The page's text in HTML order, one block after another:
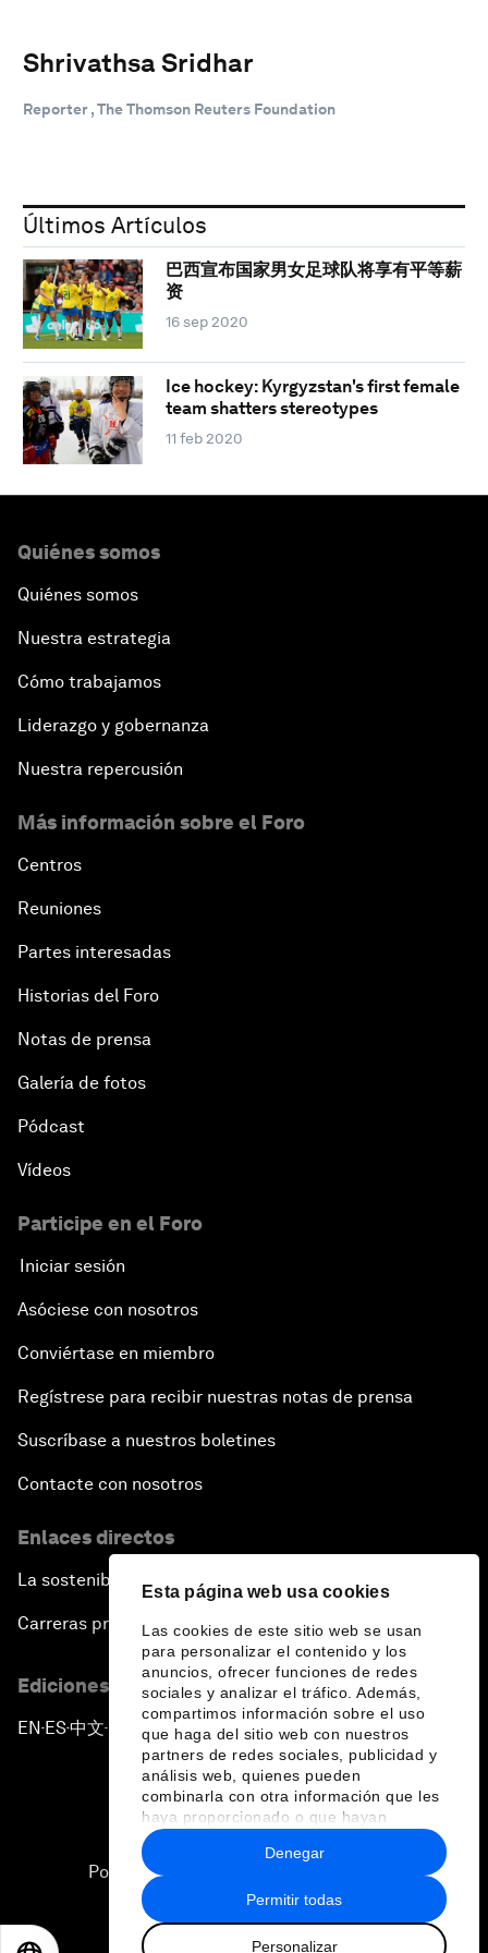
Esta página web usa cookies
Las cookies de este sitio web se usan
para personalizar el contenido y los
anuncios, ofrecer funciones de redes
sociales y analizar el tráfico. Además,
compartimos información sobre el uso
que haga del sitio web con nuestros
partners de redes sociales, publicidad y
análisis web, quienes pueden
combinarla con otra información que les
haya proporcionado o que hayan
recopilado a partir del uso que haya
hecho de sus servicios.
Permitir todas
Personalizar
Denegar
Shrivathsa Sridhar
Reporter , The Thomson Reuters Foundation
Últimos Artículos
巴西宣布国家男女足球队将享有平等薪
资
16 sep 2020
Ice hockey: Kyrgyzstan's first female
team shatters stereotypes
11 feb 2020
Quiénes somos
Quiénes somos
Nuestra estrategia
Cómo trabajamos
Liderazgo y gobernanza
Nuestra repercusión
Más información sobre el Foro
Centros
Reuniones
Partes interesadas
Historias del Foro
Notas de prensa
Galería de fotos
Pódcast
Vídeos
Participe en el Foro
Iniciar sesión
Asóciese con nosotros
Conviértase en miembro
Regístrese para recibir nuestras notas de prensa
Suscríbase a nuestros boletines
Contacte con nosotros
Enlaces directos
La sostenibilidad en el Foro
Carreras profesionales
Ediciones en otros idiomas
EN ▪ES▪中文▪ 日本語
Política de privacidad y normas de uso
Sitemap